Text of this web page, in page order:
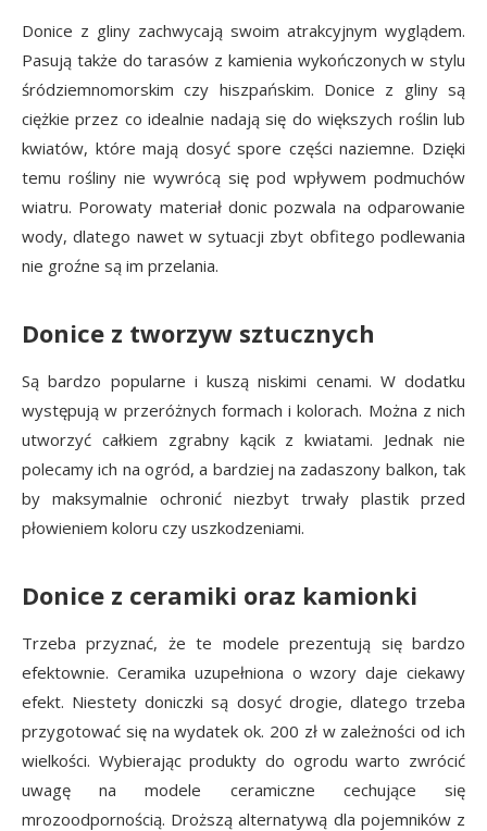
Donice z gliny zachwycają swoim atrakcyjnym wyglądem.
Pasują także do tarasów z kamienia wykończonych w stylu
śródziemnomorskim czy hiszpańskim. Donice z gliny są
ciężkie przez co idealnie nadają się do większych roślin lub
kwiatów, które mają dosyć spore części naziemne. Dzięki
temu rośliny nie wywrócą się pod wpływem podmuchów
wiatru. Porowaty materiał donic pozwala na odparowanie
wody, dlatego nawet w sytuacji zbyt obfitego podlewania
nie groźne są im przelania.
Donice z tworzyw sztucznych
Są bardzo popularne i kuszą niskimi cenami. W dodatku
występują w przeróżnych formach i kolorach. Można z nich
utworzyć całkiem zgrabny kącik z kwiatami. Jednak nie
polecamy ich na ogród, a bardziej na zadaszony balkon, tak
by maksymalnie ochronić niezbyt trwały plastik przed
płowieniem koloru czy uszkodzeniami.
Donice z ceramiki oraz kamionki
Trzeba przyznać, że te modele prezentują się bardzo
efektownie. Ceramika uzupełniona o wzory daje ciekawy
efekt. Niestety doniczki są dosyć drogie, dlatego trzeba
przygotować się na wydatek ok. 200 zł w zależności od ich
wielkości. Wybierając produkty do ogrodu warto zwrócić
uwagę na modele ceramiczne cechujące się
mrozoodpornością. Droższą alternatywą dla pojemników z